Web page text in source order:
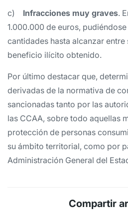
c) Infracciones muy graves.
1.000.000 de euros,
cantidades hasta alcanzar entre
beneficio ilícito obtenido.
Por último destacar que,
derivadas de la normativa de
sancionadas tanto por las
las CCAA, sobre todo aquellas
protección de personas
su ámbito territorial, como por
Administración General del
Compartir